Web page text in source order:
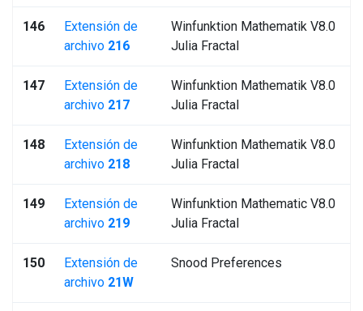
146
Extensión de
archivo 216
Winfunktion Mathematik V8.0
Julia Fractal
147
Extensión de
archivo 217
Winfunktion Mathematik V8.0
Julia Fractal
148
Extensión de
archivo 218
Winfunktion Mathematik V8.0
Julia Fractal
149
Extensión de
archivo 219
Winfunktion Mathematic V8.0
Julia Fractal
150
Extensión de
archivo 21W
Snood Preferences